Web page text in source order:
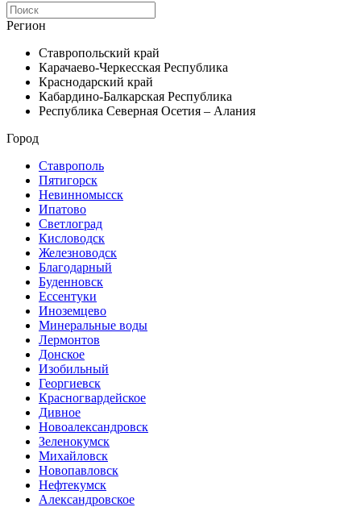
Регион
Ставропольский край
Карачаево-Черкесская Республика
Краснодарский край
Кабардино-Балкарская Республика
Республика Северная Осетия – Алания
Город
Ставрополь
Пятигорск
Невинномысск
Ипатово
Светлоград
Кисловодск
Железноводск
Благодарный
Буденновск
Ессентуки
Иноземцево
Минеральные воды
Лермонтов
Донское
Изобильный
Георгиевск
Красногвардейское
Дивное
Новоалександровск
Зеленокумск
Михайловск
Новопавловск
Нефтекумск
Александровское